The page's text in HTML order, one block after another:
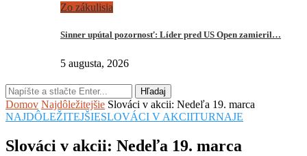
Zo zákulisia
Sinner upútal pozornosť: Líder pred US Open zamieril…
5 augusta, 2026
Hľadaj
Domov Najdôležitejšie Slováci v akcii: Nedeľa 19. marca
NAJDÔLEŽITEJŠIESLOVÁCI V AKCIITURNAJE
Slováci v akcii: Nedeľa 19. marca